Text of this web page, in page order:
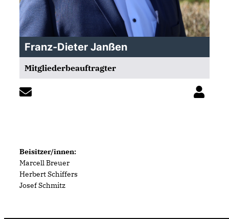
Franz-Dieter Janßen
Mitgliederbeauftragter
Beisitzer/innen:
Marcell Breuer
Herbert Schiffers
Josef Schmitz